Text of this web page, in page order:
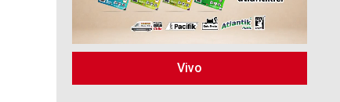
Vivo